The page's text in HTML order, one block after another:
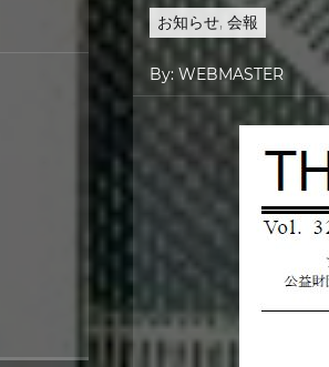
お知らせ, 会報
By: WEBMASTER